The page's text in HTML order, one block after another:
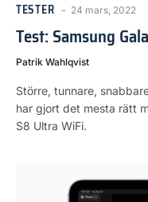
TESTER 24 mars, 2022
Test: Samsung
Patrik Wahlqvist
Större, tunnare,
har gjort det mesta rätt
S8 Ultra WiFi.